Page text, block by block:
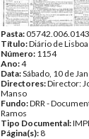
Pasta:
Título:Diário de Lisboa
Número: 1154
Ano:4
Data:Sábado, 10 de
Directores:Director:
Manso
Fundo:DRR -
Ramos
Tipo Documental:
Página(s): 8